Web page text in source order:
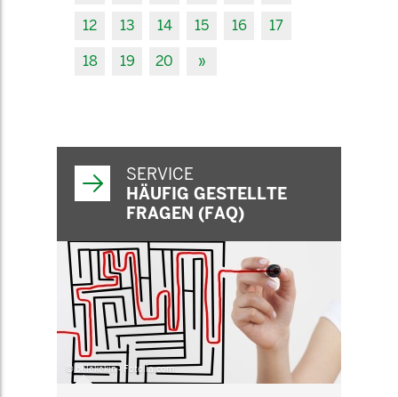
12
13 14 15 16
17
18
19 20 »
SERVICE
HÄUFIG GESTELLTE
FRAGEN (FAQ)
© belekekin - Fotolia.com